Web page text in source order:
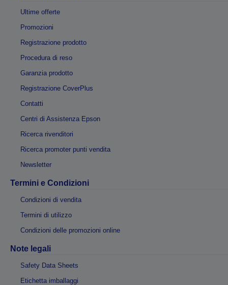
Ultime offerte
Promozioni
Registrazione prodotto
Procedura di reso
Garanzia prodotto
Registrazione CoverPlus
Contatti
Centri di Assistenza Epson
Ricerca rivenditori
Ricerca promoter punti vendita
Newsletter
Termini e Condizioni
Condizioni di vendita
Termini di utilizzo
Condizioni delle promozioni online
Note legali
Safety Data Sheets
Etichetta imballaggi